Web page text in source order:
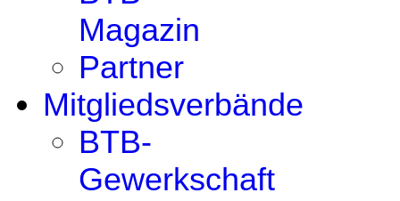
Magazin
Partner
Mitgliedsverbände
BTB-
Gewerkschaft